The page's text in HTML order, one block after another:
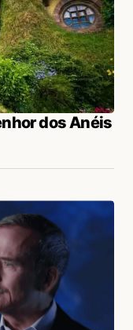
dos Anéis